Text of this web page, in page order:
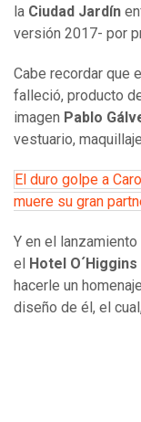
la Ciudad Jardín
versión 2017- por
Cabe recordar que
falleció, producto
imagen Pablo
vestuario,
El duro golpe a
muere su gran
Y en el lanzamiento
el
Hotel O´Higgins
hacerle un
diseño de él, el